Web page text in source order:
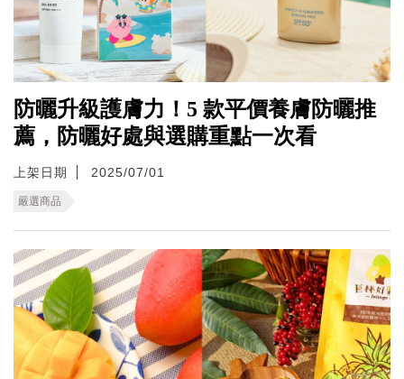
防曬升級護膚力！5 款平價養膚防曬推
薦，防曬好處與選購重點一次看
上架日期 2025/07/01
嚴選商品